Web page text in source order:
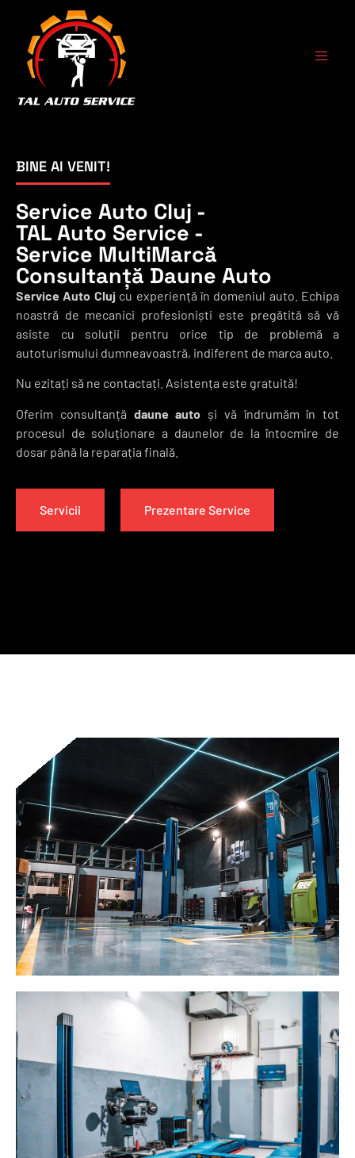
BINE AI VENIT!
Service Auto Cluj -
TAL Auto Service -
Service MultiMarcă
Consultanță Daune Auto
Service Auto Clujcu experiență în domeniul auto. Echipa
noastră de mecanici profesioniști este pregătită să vă
asiste cu soluții pentru orice tip de problemă a
autoturismului dumneavoastră, indiferent de marca auto.
Nu ezitați să ne contactați. Asistența este gratuită!
Oferim consultanță daune auto și vă îndrumăm în tot
procesul de soluționare a daunelor de la întocmire de
dosar până la reparația finală.
Servicii Prezentare Service